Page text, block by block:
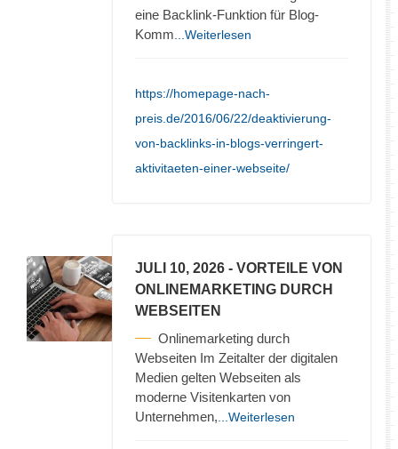
eine Backlink-Funktion für Blog-
Komm ...Weiterlesen
https://homepage-nach-
preis.de/2016/06/22/deaktivierung-
von-backlinks-in-blogs-verringert-
aktivitaeten-einer-webseite/
JULI 10, 2026 - VORTEILE VON
ONLINEMARKETING DURCH
WEBSEITEN
Onlinemarketing durch
Webseiten Im Zeitalter der digitalen
Medien gelten Webseiten als
moderne Visitenkarten von
Unternehmen, ...Weiterlesen